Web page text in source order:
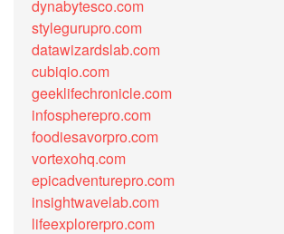
dynabytesco.com
stylegurupro.com
datawizardslab.com
cubiqio.com
geeklifechronicle.com
infospherepro.com
foodiesavorpro.com
vortexohq.com
epicadventurepro.com
insightwavelab.com
lifeexplorerpro.com